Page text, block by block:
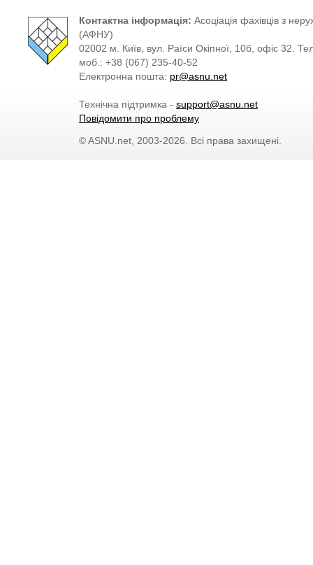
Контактна інформація: Асоціація фахівців з
(АФНУ)
02002 м. Київ, вул. Раїси Окіпної, 10б, офіс 32.
моб.: +38 (067) 235-40-52
Електронна пошта: pr@asnu.net
Технічна підтримка - support@asnu.net
Повідомити про проблему
© ASNU.net, 2003-2026. Всі права захищені.